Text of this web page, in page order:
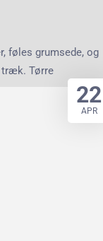
føles grumsede, og
træk. Tørre
22
APR